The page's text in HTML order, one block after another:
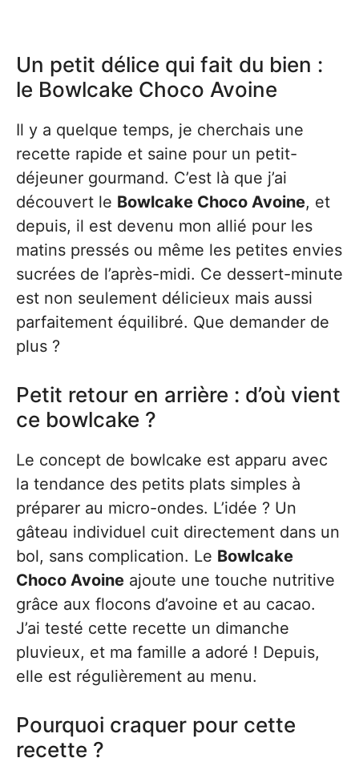
Un petit délice qui fait du bien :
le Bowlcake Choco Avoine
Il y a quelque temps, je cherchais une
recette rapide et saine pour un petit-
déjeuner gourmand. C’est là que j’ai
découvert le Bowlcake Choco Avoine, et
depuis, il est devenu mon allié pour les
matins pressés ou même les petites envies
sucrées de l’après-midi. Ce dessert-minute
est non seulement délicieux mais aussi
parfaitement équilibré. Que demander de
plus ?
Petit retour en arrière : d’où vient
ce bowlcake ?
Le concept de bowlcake est apparu avec
la tendance des petits plats simples à
préparer au micro-ondes. L’idée ? Un
gâteau individuel cuit directement dans un
bol, sans complication. Le Bowlcake
Choco Avoine ajoute une touche nutritive
grâce aux flocons d’avoine et au cacao.
J’ai testé cette recette un dimanche
pluvieux, et ma famille a adoré ! Depuis,
elle est régulièrement au menu.
Pourquoi craquer pour cette
recette ?